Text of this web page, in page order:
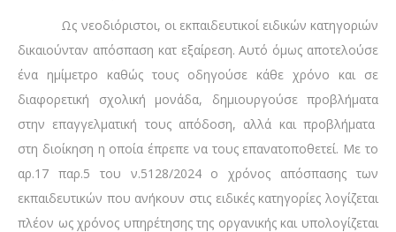
Ως νεοδιόριστοι, οι εκπαιδευτικοί ειδικών κατηγοριών
δικαιούνταν απόσπαση κατ εξαίρεση. Αυτό όμως αποτελούσε
ένα ημίμετρο καθώς τους οδηγούσε κάθε χρόνο και σε
διαφορετική σχολική μονάδα, δημιουργούσε προβλήματα
στην επαγγελματική τους απόδοση, αλλά και προβλήματα
στη διοίκηση η οποία έπρεπε να τους επανατοποθετεί. Με το
αρ.17 παρ.5 του ν.5128/2024 ο χρόνος απόσπασης των
εκπαιδευτικών που ανήκουν στις ειδικές κατηγορίες λογίζεται
πλέον ως χρόνος υπηρέτησης της οργανικής και υπολογίζεται